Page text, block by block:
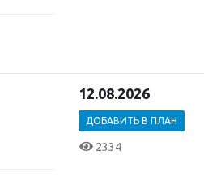
2334
12.08.2026
ДОБАВИТЬ В ПЛАН